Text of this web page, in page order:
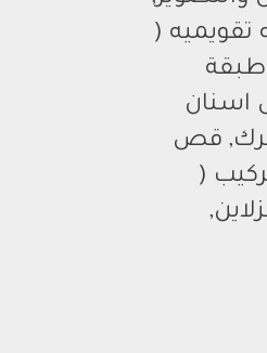
تقويميه (
اسنان
قص
(